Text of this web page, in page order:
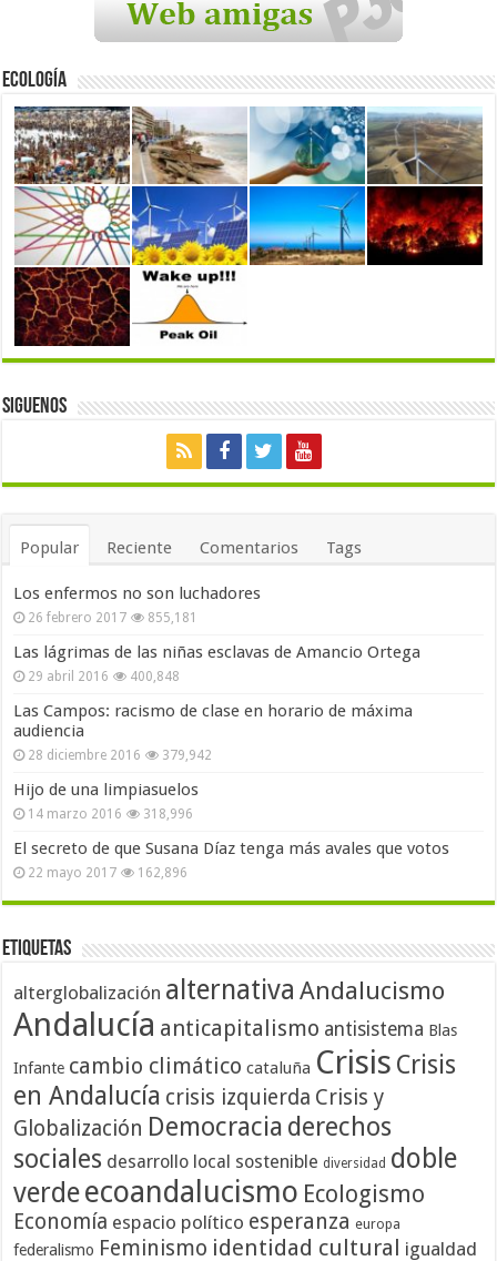
Ecología
Siguenos
Popular Reciente Comentarios Tags
Los enfermos no son luchadores
26 febrero 2017 855,181
Las lágrimas de las niñas esclavas de Amancio Ortega
29 abril 2016 400,848
Las Campos: racismo de clase en horario de máxima
audiencia
28 diciembre 2016 379,942
Hijo de una limpiasuelos
14 marzo 2016 318,996
El secreto de que Susana Díaz tenga más avales que votos
22 mayo 2017 162,896
Etiquetas
alterglobalización alternativa Andalucismo
Andalucía anticapitalismo antisistema Blas
Infante cambio climático cataluña Crisis Crisis
en Andalucía crisis izquierda Crisis y
Globalización Democracia derechos
sociales desarrollo local sostenible diversidad doble
verdeecoandalucismo Ecologismo
Economía espacio político esperanza europa
federalismo Feminismo identidad cultural igualdad